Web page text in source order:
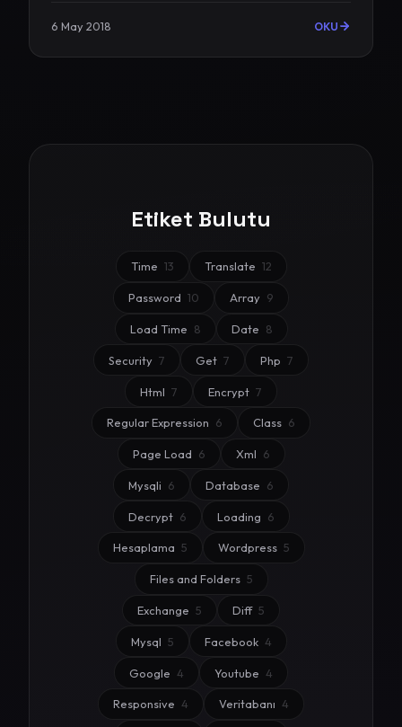
6 May 2018 OKU
Etiket Bulutu
Time 13 Translate 12
Password 10 Array 9
Load Time 8 Date 8
Security 7 Get 7 Php 7
Html 7 Encrypt 7
Regular Expression 6 Class 6
Page Load 6 Xml 6
Mysqli 6 Database 6
Decrypt 6 Loading 6
Hesaplama 5 Wordpress 5
Files and Folders 5
Exchange 5 Diff 5
Mysql 5 Facebook 4
Google 4 Youtube 4
Responsive 4 Veritabanı 4